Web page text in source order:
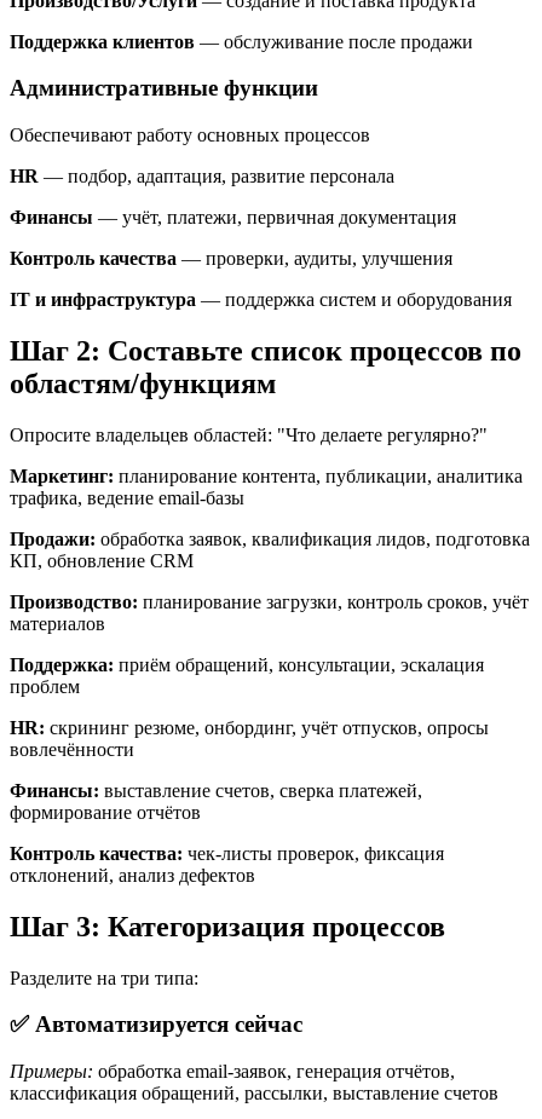
Поддержка клиентов — обслуживание после продажи
Административные функции
Обеспечивают работу основных процессов
HR — подбор, адаптация, развитие персонала
Финансы — учёт, платежи, первичная документация
Контроль качества — проверки, аудиты, улучшения
IT и инфраструктура — поддержка систем и оборудования
Шаг 2: Составьте список процессов по
областям/функциям
Опросите владельцев областей: "Что делаете регулярно?"
Маркетинг: планирование контента, публикации, аналитика
трафика, ведение email-базы
Продажи: обработка заявок, квалификация лидов, подготовка
КП, обновление CRM
Производство: планирование загрузки, контроль сроков, учёт
материалов
Поддержка: приём обращений, консультации, эскалация
проблем
HR: скрининг резюме, онбординг, учёт отпусков, опросы
вовлечённости
Финансы: выставление счетов, сверка платежей,
формирование отчётов
Контроль качества: чек-листы проверок, фиксация
отклонений, анализ дефектов
Шаг 3: Категоризация процессов
Разделите на три типа:
✅ Автоматизируется сейчас
Примеры: обработка email-заявок, генерация отчётов,
классификация обращений, рассылки, выставление счетов